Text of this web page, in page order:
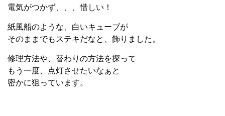
電気がつかず、、、惜しい！
紙風船のような、白いキューブが
そのままでもステキだなと、飾りました。
修理方法や、替わりの方法を探って
もう一度、点灯させたいなぁと
密かに狙っています。